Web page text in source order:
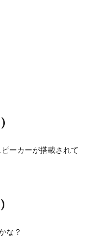
ーカーが搭載されて
な？